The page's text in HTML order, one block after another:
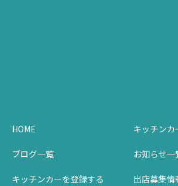
HOME
ブログ一覧
キッチンカーを登録する
キッチンカ
お知らせ一
出店募集情